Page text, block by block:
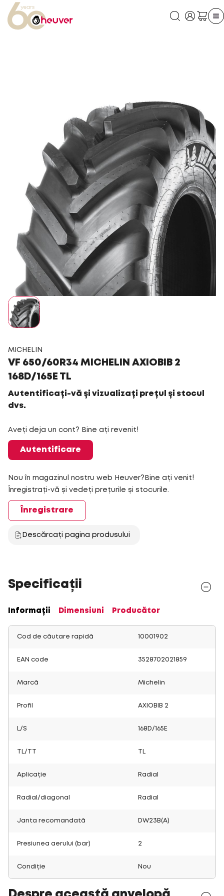
MICHELIN
VF 650/60R34 MICHELIN AXIOBIB 2
168D/165E TL
Autentificați-vă și vizualizați prețul și stocul
dvs.
Aveți deja un cont? Bine ați revenit!
Autentificare
Nou în magazinul nostru web Heuver?Bine ați venit!
Înregistrați-vă și vedeți prețurile și stocurile.
Înregistrare
Descărcați pagina produsului
Specificații
Informații Dimensiuni Producător
Cod de căutare rapidă 10001902
EAN code 3528702021859
Marcă Michelin
Profil AXIOBIB 2
L/S 168D/165E
TL/TT
Aplicație Radial
Radial/diagonal Radial
Janta recomandată DW23B(A)
Presiunea aerului (bar) 2
Condiție Nou